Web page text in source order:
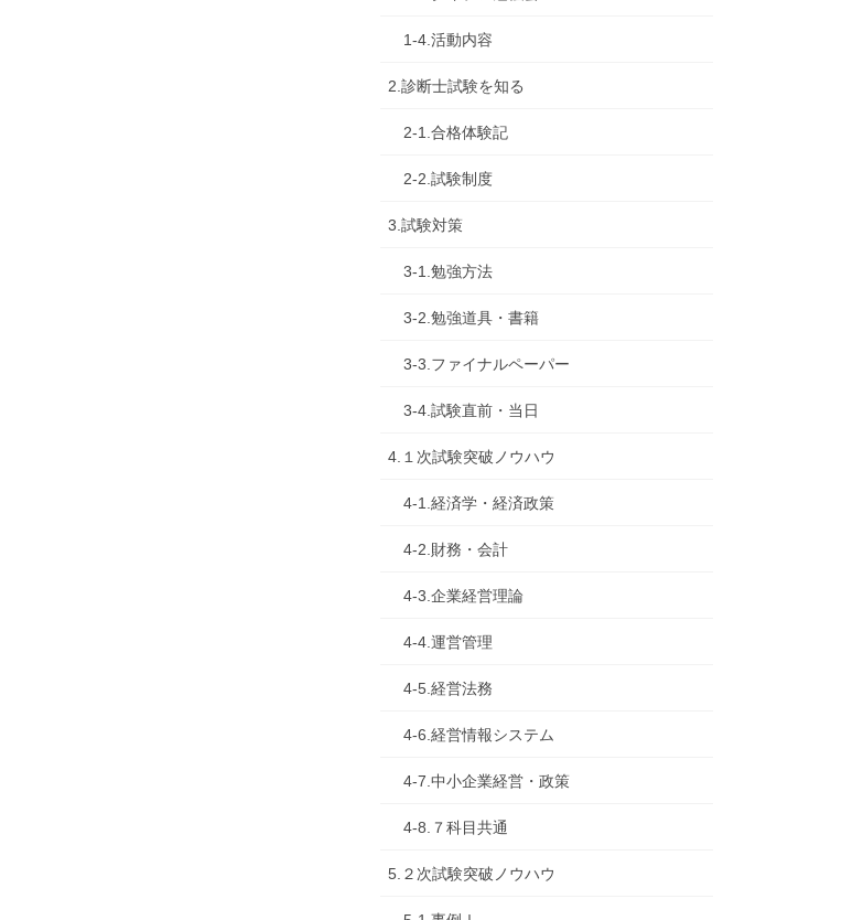
1-4.活動内容
2.診断士試験を知る
2-1.合格体験記
2-2.試験制度
3.試験対策
3-1.勉強方法
3-2.勉強道具・書籍
3-3.ファイナルペーパー
3-4.試験直前・当日
4.１次試験突破ノウハウ
4-1.経済学・経済政策
4-2.財務・会計
4-3.企業経営理論
4-4.運営管理
4-5.経営法務
4-6.経営情報システム
4-7.中小企業経営・政策
4-8.７科目共通
5.２次試験突破ノウハウ